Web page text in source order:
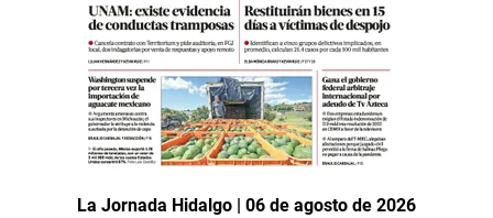
La Jornada Hidalgo | 06 de agosto de 2026